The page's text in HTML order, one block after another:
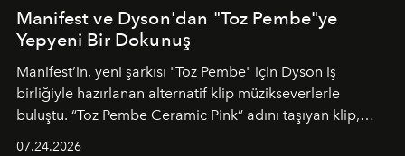
Manifest ve Dyson'dan "Toz Pembe"ye
Yepyeni Bir Dokunuş
Manifest’in, yeni şarkısı "Toz Pembe" için Dyson iş
birliğiyle hazırlanan alternatif klip müzikseverlerle
buluştu. “Toz Pembe Ceramic Pink” adını taşıyan klip,
07.24.2026